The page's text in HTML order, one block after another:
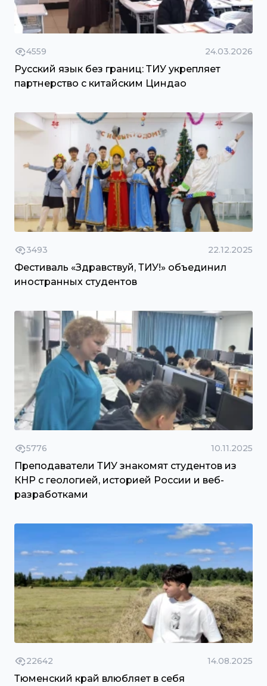
4559 24.03.2026
Русский язык без границ: ТИУ укрепляет
партнерство с китайским Циндао
3493 22.12.2025
Фестиваль «Здравствуй, ТИУ!» объединил
иностранных студентов
5776 10.11.2025
Преподаватели ТИУ знакомят студентов из
КНР с геологией, историей России и веб-
разработками
22642 14.08.2025
Тюменский край влюбляет в себя